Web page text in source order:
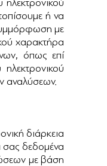
ή να
με
χαρακτήρα
όπως επί
αναλύσεων.
διάρκεια
σας δεδομένα
με βάση